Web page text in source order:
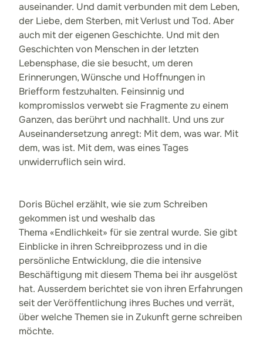
auseinander. Und damit verbunden mit dem Leben,
der Liebe, dem Sterben, mit Verlust und Tod. Aber
auch mit der eigenen Geschichte. Und mit den
Geschichten von Menschen in der letzten
Lebensphase, die sie besucht, um deren
Erinnerungen, Wünsche und Hoffnungen in
Briefform festzuhalten. Feinsinnig und
kompromisslos verwebt sie Fragmente zu einem
Ganzen, das berührt und nachhallt. Und uns zur
Auseinandersetzung anregt: Mit dem, was war. Mit
dem, was ist. Mit dem, was eines Tages
unwiderruflich sein wird.
Doris Büchel erzählt, wie sie zum Schreiben
gekommen ist und weshalb das
Thema «Endlichkeit» für sie zentral wurde. Sie gibt
Einblicke in ihren Schreibprozess und in die
persönliche Entwicklung, die die intensive
Beschäftigung mit diesem Thema bei ihr ausgelöst
hat. Ausserdem berichtet sie von ihren Erfahrungen
seit der Veröffentlichung ihres Buches und verrät,
über welche Themen sie in Zukunft gerne schreiben
möchte.